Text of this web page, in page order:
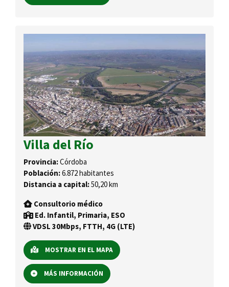
Villa del Río
Provincia:Córdoba
Población:6.872 habitantes
Distancia a capital:50,20 km
Consultorio médico
Ed. Infantil, Primaria, ESO
VDSL 30Mbps, FTTH, 4G (LTE)
MOSTRAR EN EL MAPA
MÁS INFORMACIÓN